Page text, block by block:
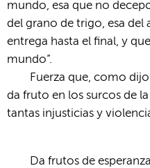
mundo, esa que no
del grano de trigo, esa del
entrega hasta el final, y
mundo”.
Fuerza que, como
da fruto en los surcos de
tantas injusticias y
Da frutos de